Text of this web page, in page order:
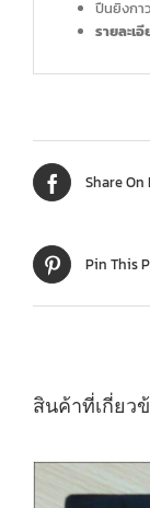
ปืนยิงกาว
รายละเ
Share On
Pin This
สินค้าที่เกี่ยว